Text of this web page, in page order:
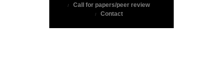
Call for papers/peer review
Contact